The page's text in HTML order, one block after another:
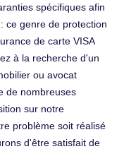
spécifiques afin
ce genre de protection
de carte VISA
à la recherche d'un
ou avocat
de nombreuses
sur notre
problème soit réalisé
d'être satisfait de